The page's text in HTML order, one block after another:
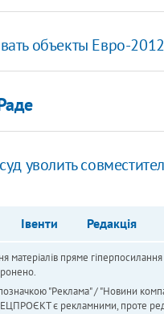
объекты Евро-
уволить
Івенти Редакція
матеріалів пряме
"Реклама" / "Новини
є рекламними, проте